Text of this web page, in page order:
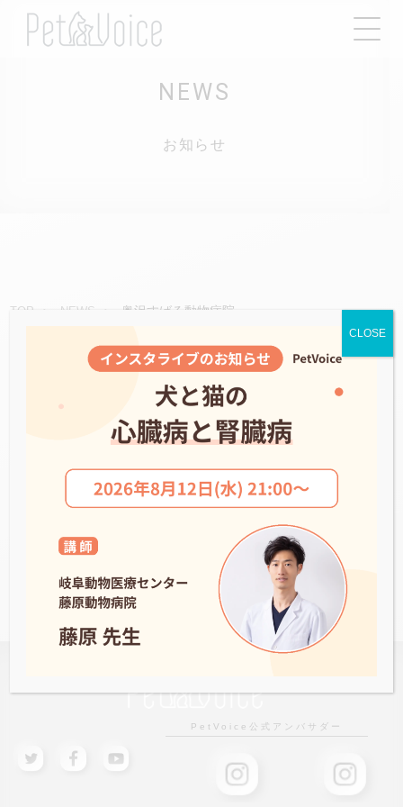
NEWS
お知らせ
TOP NEWS 奥沢すばる動物病院
奥沢すばる動物病院
CLOSE